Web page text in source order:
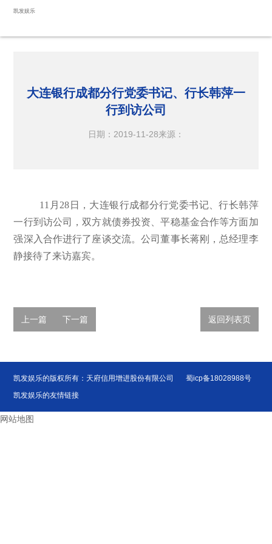
大连银行成都分行党委书记、行长韩萍一行到访公司-凯发娱乐
凯发娱乐
大连银行成都分行党委书记、行长韩萍一
行到访公司
日期：2019-11-28来源：
11 月 28 日，大连银行成都分行党委书记、行长韩萍
一行到访公司，双方就债券投资、平稳基金合作等方面加
强深入合作进行了座谈交流。公司董事长蒋刚，总经理李
静接待了来访嘉宾。
上一篇 下一篇 返回列表页
凯发娱乐的版权所有：天府信用增进股份有限公司
蜀icp备18028988号
凯发娱乐的友情链接
网站地图